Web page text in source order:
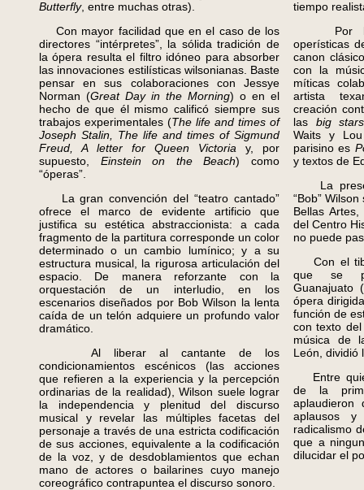
Butterfly, entre muchas otras).
Con mayor facilidad que en el caso de los
directores “intérpretes”, la sólida tradición de
la ópera resulta el filtro idóneo para absorber
las innovaciones estilísticas wilsonianas. Baste
pensar en sus colaboraciones con Jessye
Norman (Great Day in the Morning) o en el
hecho de que él mismo calificó siempre sus
trabajos experimentales (The life and times of
Joseph Stalin, The life and times of Sigmund
Freud, A letter for Queen Victoria y, por
supuesto, Einstein on the Beach) como
“óperas”.
La gran convención del “teatro cantado”
ofrece el marco de evidente artificio que
justifica su estética abstraccionista: a cada
fragmento de la partitura corresponde un color
determinado o un cambio lumínico; y a su
estructura musical, la rigurosa articulación del
espacio. De manera reforzante con la
orquestación de un interludio, en los
escenarios diseñados por Bob Wilson la lenta
caída de un telón adquiere un profundo valor
dramático.
Al liberar al cantante de los
condicionamientos escénicos (las acciones
que refieren a la experiencia y la percepción
ordinarias de la realidad), Wilson suele lograr
la independencia y plenitud del discurso
musical y revelar las múltiples facetas del
personaje a través de una estricta codificación
de sus acciones, equivalente a la codificación
de la voz, y de desdoblamientos que echan
mano de actores o bailarines cuyo manejo
coreográfico contrapuntea el discurso sonoro.
tiempo
Por lo
operísticas
canon
con la
míticas
artista
creación
las big stars
Waits y
parisino es
y textos de
La
“Bob”
Bellas
del Centro
no puede
Con el
que se
Guanajuato
ópera
función de
con texto
música de
León, dividió
Entre
de la
aplaudieron
aplausos y
radicalismo
que a
dilucidar el